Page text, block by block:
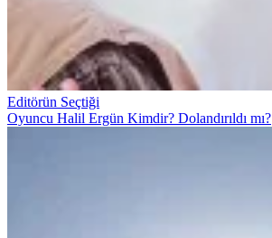
Editörün Seçtiği
Oyuncu Halil Ergün Kimdir? Dolandırıldı mı?